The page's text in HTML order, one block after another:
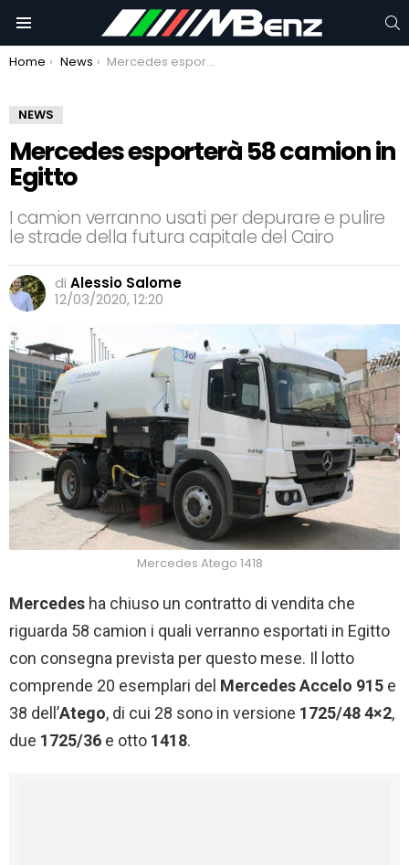
You are here:
Home News Mercedes esporterà 58 camion in Egitto
NEWS
Mercedes esporterà 58 camion in
Egitto
I camion verranno usati per depurare e pulire
le strade della futura capitale del Cairo
di Alessio Salome
12/03/2020, 12:20
Mercedes Atego 1418
Mercedes ha chiuso un contratto di vendita che
riguarda 58 camion i quali verranno esportati in Egitto
con consegna prevista per questo mese. Il lotto
comprende 20 esemplari del Mercedes Accelo 915 e
38 dell’Atego, di cui 28 sono in versione 1725/48 4×2,
due 1725/36 e otto 1418.